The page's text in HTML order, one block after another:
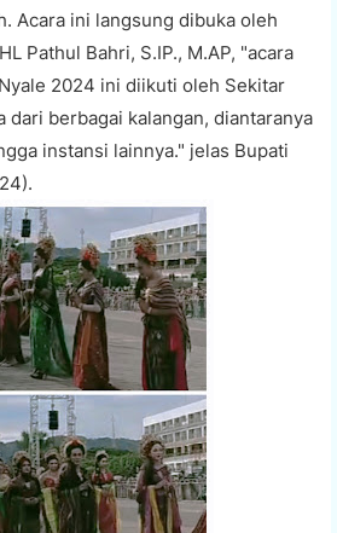
Acara ini langsung dibuka oleh
Pathul Bahri, S.IP., M.AP, "acara
2024 ini diikuti oleh Sekitar
dari berbagai kalangan, diantaranya
instansi lainnya." jelas Bupati